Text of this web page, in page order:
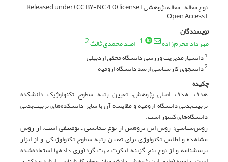
نوع مقاله : مقاله پژوهشی Released under (CC BY-NC 4.0) license I
Open Access I
نویسندگان
مهرداد محرم‌زاده 1 امید محمدی ثالث2
1دانشیارمدیریت ورزشی دانشگاه محقق اردبیلی
2دانشجوی کارشناسی ارشد دانشگاه ارومیه
چکیده
هدف: هدف اصلی پژوهش، تعیین رتبه سطوح تکنولوژیک دانشکده
تربیت‌بدنی دانشگاه ارومیه و مقایسه آن با سایر دانشکده‌های تربیت‌بدنی
دانشگاه‌های کشور است.
روش‌شناسی: روش این پژوهش از نوع پیمایشی ـ توصیفی است. از روش
مشاهده و اطلس تکنولوژی برای تعیین رتبه سطوح تکنولوژیکی و از ابزار
پرسشنامه و از نوع پنج گزینه لیکرت جهت گردآوری داده­ها استفاده‌شده